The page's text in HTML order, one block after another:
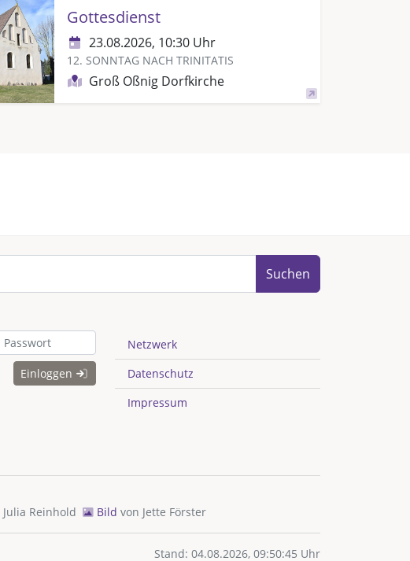
Gottesdienst
23.08.2026, 10:30 Uhr
12. SONNTAG NACH TRINITATIS
Groß Oßnig Dorfkirche
Suchen
Einloggen
Netzwerk
Datenschutz
Impressum
Julia Reinhold Bild von Jette Förster
Stand: 04.08.2026, 09:50:45 Uhr